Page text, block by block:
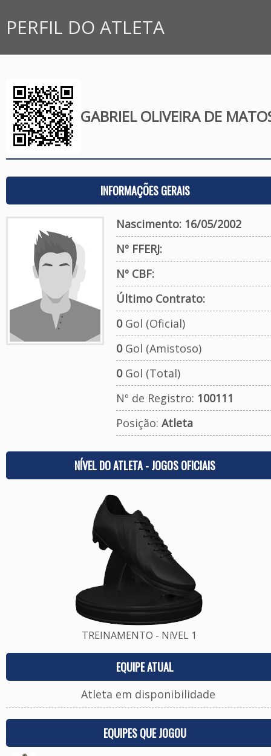
PERFIL DO ATLETA
GABRIEL OLIVEIRA DE
INFORMAÇÕES GERAIS
Nascimento: 16/05/2002
Nº FFERJ:
Nº CBF:
Último Contrato:
0Gol (Oficial)
0Gol (Amistoso)
0Gol (Total)
Nº de Registro: 100111
Posição: Atleta
NÍVEL DO ATLETA - JOGOS OFICIAIS
TREINAMENTO - NíVEL 1
EQUIPE ATUAL
Atleta em disponibilidade
EQUIPES QUE JOGOU